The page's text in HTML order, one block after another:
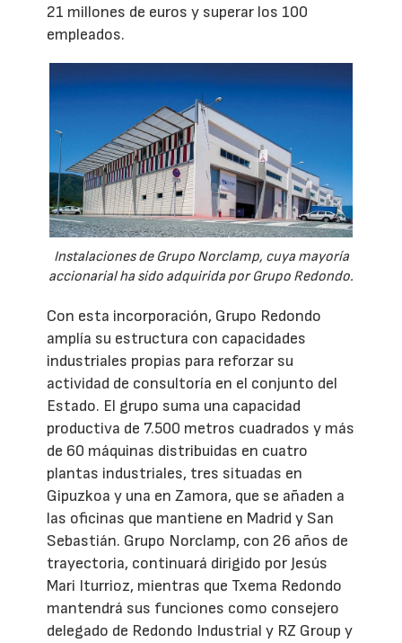
21 millones de euros y superar los 100
empleados.
Instalaciones de Grupo Norclamp, cuya mayoría
accionarial ha sido adquirida por Grupo Redondo.
Con esta incorporación, Grupo Redondo
amplía su estructura con capacidades
industriales propias para reforzar su
actividad de consultoría en el conjunto del
Estado. El grupo suma una capacidad
productiva de 7.500 metros cuadrados y más
de 60 máquinas distribuidas en cuatro
plantas industriales, tres situadas en
Gipuzkoa y una en Zamora, que se añaden a
las oficinas que mantiene en Madrid y San
Sebastián. Grupo Norclamp, con 26 años de
trayectoria, continuará dirigido por Jesús
Mari Iturrioz, mientras que Txema Redondo
mantendrá sus funciones como consejero
delegado de Redondo Industrial y RZ Group y